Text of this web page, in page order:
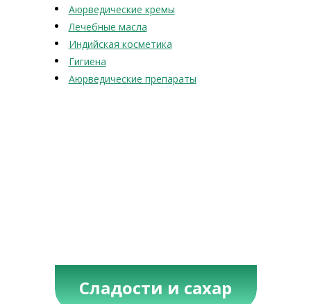
Аюрведические кремы
Лечебные масла
Индийская косметика
Гигиена
Аюрведические препараты
Сладости и сахар